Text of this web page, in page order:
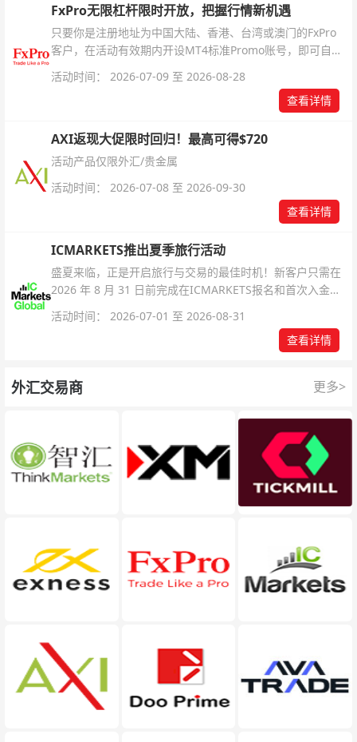
FxPro无限杠杆限时开放，把握行情新机遇
只要你是注册地址为中国大陆、香港、台湾或澳门的FxPro
客户，在活动有效期内开设MT4标准Promo账号，即可自动
解锁无限倍杠杆福利，无需额外复杂操作。
活动时间： 2026-07-09 至 2026-08-28
查看详情
AXI返现大促限时回归！最高可得$720
活动产品仅限外汇/贵金属
活动时间： 2026-07-08 至 2026-09-30
查看详情
ICMARKETS推出夏季旅行活动
盛夏来临，正是开启旅行与交易的最佳时机！新客户只需在
2026 年 8 月 31 日前完成在ICMARKETS报名和首次入金即
可参与！
活动时间： 2026-07-01 至 2026-08-31
查看详情
外汇交易商 更多>